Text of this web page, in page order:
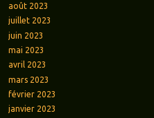
août 2023
juillet 2023
juin 2023
mai 2023
avril 2023
mars 2023
février 2023
janvier 2023